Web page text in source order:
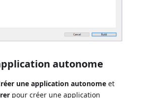
autonome
une application autonome et
pour créer une application